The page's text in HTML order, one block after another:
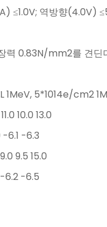
≤1.0V; 역방향(4.0V)
력 0.83N/mm2를 견딘
1MeV, 5*1014e/cm2
10.0 13.0
6.1 -6.3
9.5 15.0
-6.5